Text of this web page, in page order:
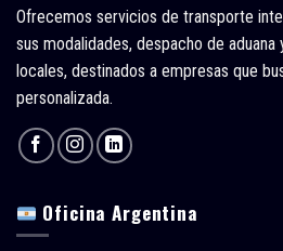
Ofrecemos servicios de transporte
sus modalidades, despacho de
locales, destinados a empresas que
personalizada.
Oficina Argentina